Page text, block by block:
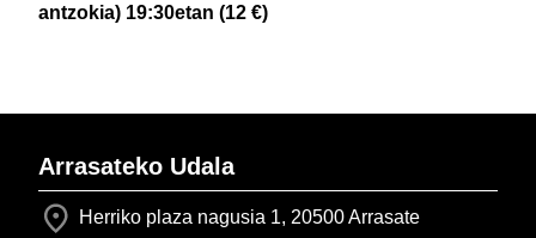
antzokia) 19:30etan (12 €)
Arrasateko Udala
Herriko plaza nagusia 1, 20500 Arrasate